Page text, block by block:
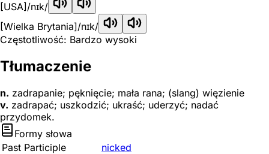
[USA] /nɪk/
[Wielka Brytania]/nɪk/
Częstotliwość: Bardzo wysoki
Tłumaczenie
n. zadrapanie; pęknięcie; mała rana; (slang) więzienie
v. zadrapać; uszkodzić; ukraść; uderzyć; nadać
przydomek.
Formy słowa
Past Participle
nicked